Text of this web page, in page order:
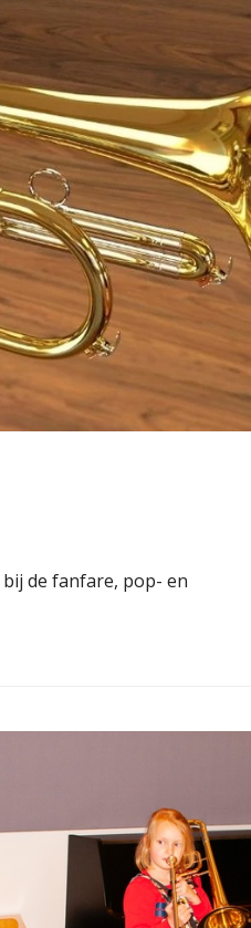
de fanfare, pop- en